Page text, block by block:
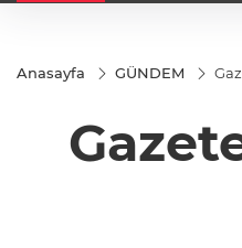
Anasayfa GÜNDEM